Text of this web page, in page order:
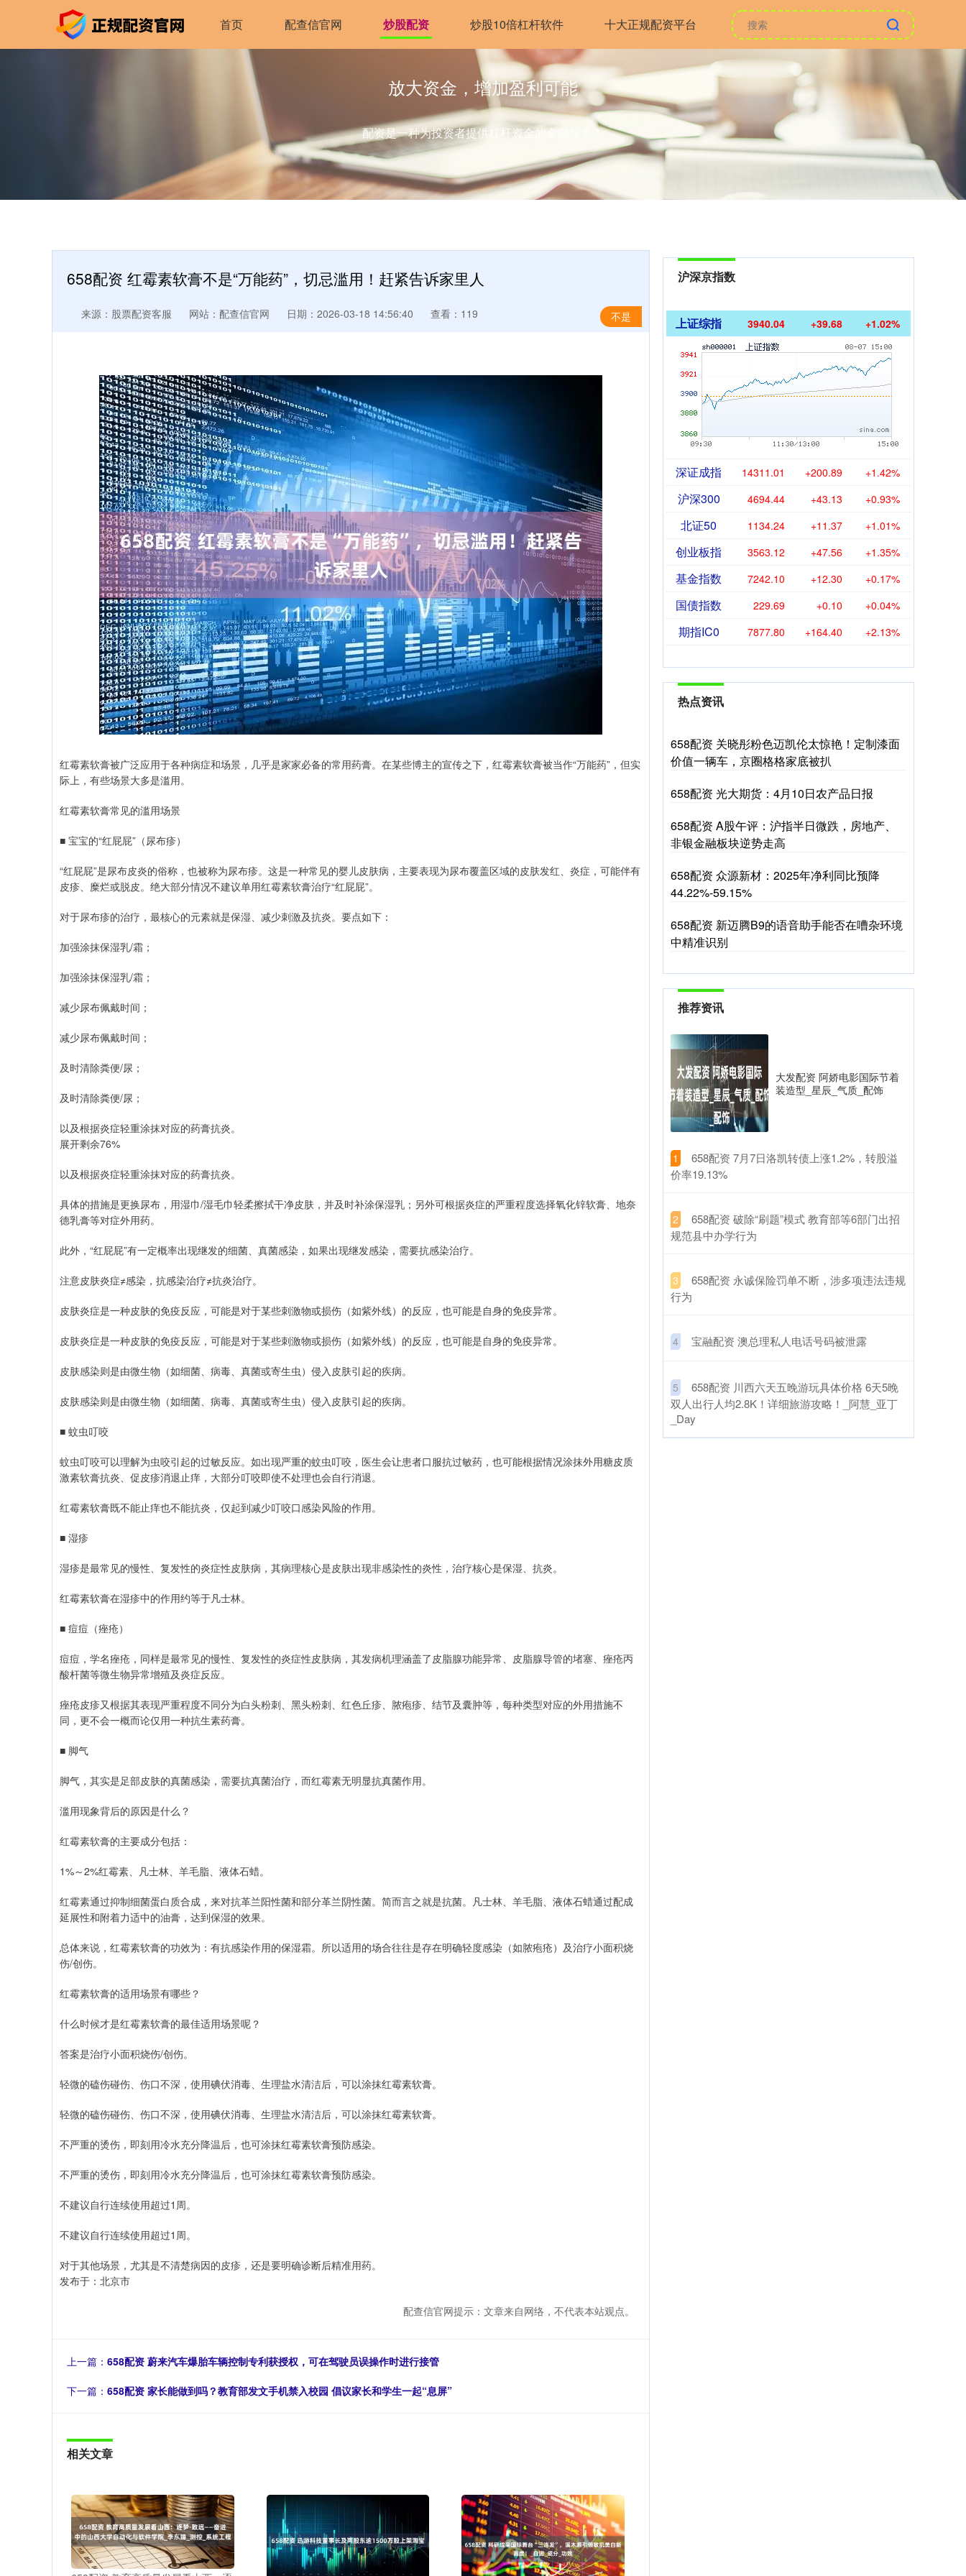
首页 配查信官网 炒股配资 炒股10倍杠杆软件 十大正规配资平台
放大资金，增加盈利可能
配资是一种为投资者提供杠杆资金的金融服务！
658配资 红霉素软膏不是“万能药”，切忌滥用！赶紧告诉家里人
不是
来源：股票配资客服 网站：配查信官网 日期：2026-03-18 14:56:40 查看：119
红霉素软膏被广泛应用于各种病症和场景，几乎是家家必备的常用药膏。在某些博主的宣传之下，红霉素软膏被当作“万能药”，但实
际上，有些场景大多是滥用。
红霉素软膏常见的滥用场景
■ 宝宝的“红屁屁”（尿布疹）
“红屁屁”是尿布皮炎的俗称，也被称为尿布疹。这是一种常见的婴儿皮肤病，主要表现为尿布覆盖区域的皮肤发红、炎症，可能伴有
皮疹、糜烂或脱皮。绝大部分情况不建议单用红霉素软膏治疗“红屁屁”。
对于尿布疹的治疗，最核心的元素就是保湿、减少刺激及抗炎。要点如下：
加强涂抹保湿乳/霜；
加强涂抹保湿乳/霜；
减少尿布佩戴时间；
减少尿布佩戴时间；
及时清除粪便/尿；
及时清除粪便/尿；
以及根据炎症轻重涂抹对应的药膏抗炎。
展开剩余76%
以及根据炎症轻重涂抹对应的药膏抗炎。
具体的措施是更换尿布，用湿巾/湿毛巾轻柔擦拭干净皮肤，并及时补涂保湿乳；另外可根据炎症的严重程度选择氧化锌软膏、地奈
德乳膏等对症外用药。
此外，“红屁屁”有一定概率出现继发的细菌、真菌感染，如果出现继发感染，需要抗感染治疗。
注意皮肤炎症≠感染，抗感染治疗≠抗炎治疗。
皮肤炎症是一种皮肤的免疫反应，可能是对于某些刺激物或损伤（如紫外线）的反应，也可能是自身的免疫异常。
皮肤炎症是一种皮肤的免疫反应，可能是对于某些刺激物或损伤（如紫外线）的反应，也可能是自身的免疫异常。
皮肤感染则是由微生物（如细菌、病毒、真菌或寄生虫）侵入皮肤引起的疾病。
皮肤感染则是由微生物（如细菌、病毒、真菌或寄生虫）侵入皮肤引起的疾病。
■ 蚊虫叮咬
蚊虫叮咬可以理解为虫咬引起的过敏反应。如出现严重的蚊虫叮咬，医生会让患者口服抗过敏药，也可能根据情况涂抹外用糖皮质
激素软膏抗炎、促皮疹消退止痒，大部分叮咬即使不处理也会自行消退。
红霉素软膏既不能止痒也不能抗炎，仅起到减少叮咬口感染风险的作用。
■ 湿疹
湿疹是最常见的慢性、复发性的炎症性皮肤病，其病理核心是皮肤出现非感染性的炎性，治疗核心是保湿、抗炎。
红霉素软膏在湿疹中的作用约等于凡士林。
■ 痘痘（痤疮）
痘痘，学名痤疮，同样是最常见的慢性、复发性的炎症性皮肤病，其发病机理涵盖了皮脂腺功能异常、皮脂腺导管的堵塞、痤疮丙
酸杆菌等微生物异常增殖及炎症反应。
痤疮皮疹又根据其表现严重程度不同分为白头粉刺、黑头粉刺、红色丘疹、脓疱疹、结节及囊肿等，每种类型对应的外用措施不
同，更不会一概而论仅用一种抗生素药膏。
■ 脚气
脚气，其实是足部皮肤的真菌感染，需要抗真菌治疗，而红霉素无明显抗真菌作用。
滥用现象背后的原因是什么？
红霉素软膏的主要成分包括：
1%～2%红霉素、凡士林、羊毛脂、液体石蜡。
红霉素通过抑制细菌蛋白质合成，来对抗革兰阳性菌和部分革兰阴性菌。简而言之就是抗菌。凡士林、羊毛脂、液体石蜡通过配成
延展性和附着力适中的油膏，达到保湿的效果。
总体来说，红霉素软膏的功效为：有抗感染作用的保湿霜。所以适用的场合往往是存在明确轻度感染（如脓疱疮）及治疗小面积烧
伤/创伤。
红霉素软膏的适用场景有哪些？
什么时候才是红霉素软膏的最佳适用场景呢？
答案是治疗小面积烧伤/创伤。
轻微的磕伤碰伤、伤口不深，使用碘伏消毒、生理盐水清洁后，可以涂抹红霉素软膏。
轻微的磕伤碰伤、伤口不深，使用碘伏消毒、生理盐水清洁后，可以涂抹红霉素软膏。
不严重的烫伤，即刻用冷水充分降温后，也可涂抹红霉素软膏预防感染。
不严重的烫伤，即刻用冷水充分降温后，也可涂抹红霉素软膏预防感染。
不建议自行连续使用超过1周。
不建议自行连续使用超过1周。
对于其他场景，尤其是不清楚病因的皮疹，还是要明确诊断后精准用药。
发布于：北京市
配查信官网提示：文章来自网络，不代表本站观点。
上一篇： 658配资 蔚来汽车爆胎车辆控制专利获授权，可在驾驶员误操作时进行接管
下一篇： 658配资 家长能做到吗？教育部发文手机禁入校园 倡议家长和学生一起“息屏”
相关文章
沪深京指数
上证综指 3940.04 +39.68 +1.02%
深证成指 14311.01 +200.89 +1.42%
沪深300 4694.44 +43.13 +0.93%
北证50 1134.24 +11.37 +1.01%
创业板指 3563.12 +47.56 +1.35%
基金指数 7242.10 +12.30 +0.17%
国债指数 229.69 +0.10 +0.04%
期指IC0 7877.80 +164.40 +2.13%
热点资讯
658配资 关晓彤粉色迈凯伦太惊艳！定制漆面
价值一辆车，京圈格格家底被扒
658配资 光大期货：4月10日农产品日报
658配资 A股午评：沪指半日微跌，房地产、
非银金融板块逆势走高
658配资 众源新材：2025年净利同比预降
44.22%-59.15%
658配资 新迈腾B9的语音助手能否在嘈杂环境
中精准识别
推荐资讯
大发配资 阿娇电影国际节着
装造型_星辰_气质_配饰
1
​658配资 7月7日洛凯转债上涨1.2%，转股溢
价率19.13%
2
​658配资 破除“刷题”模式 教育部等6部门出招
规范县中办学行为
3
​658配资 永诚保险罚单不断，涉多项违法违规
行为
4 ​宝融配资 澳总理私人电话号码被泄露
5
​658配资 川西六天五晚游玩具体价格 6天5晚
双人出行人均2.8K！详细旅游攻略！_阿慧_亚丁
_Day